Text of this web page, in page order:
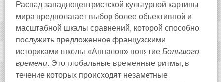
Распад западноцентристской культурной картины
мира предполагает выбор более объективной и
масштабной шкалы сравнений, которой способно
послужить предложенное французскими
историками школы «Анналов» понятие Большого
времени. Это глобальные временные ритмы, в
течение которых происходят незаметные